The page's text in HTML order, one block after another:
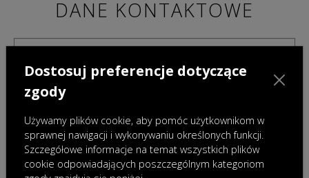
DANE KONTAKTOWE
Dostosuj preferencje dotyczące
zgody
Używamy plików cookie, aby pomóc użytkownikom w
sprawnej nawigacji i wykonywaniu określonych funkcji.
Szczegółowe informacje na temat wszystkich plików
cookie odpowiadających poszczególnym kategoriom